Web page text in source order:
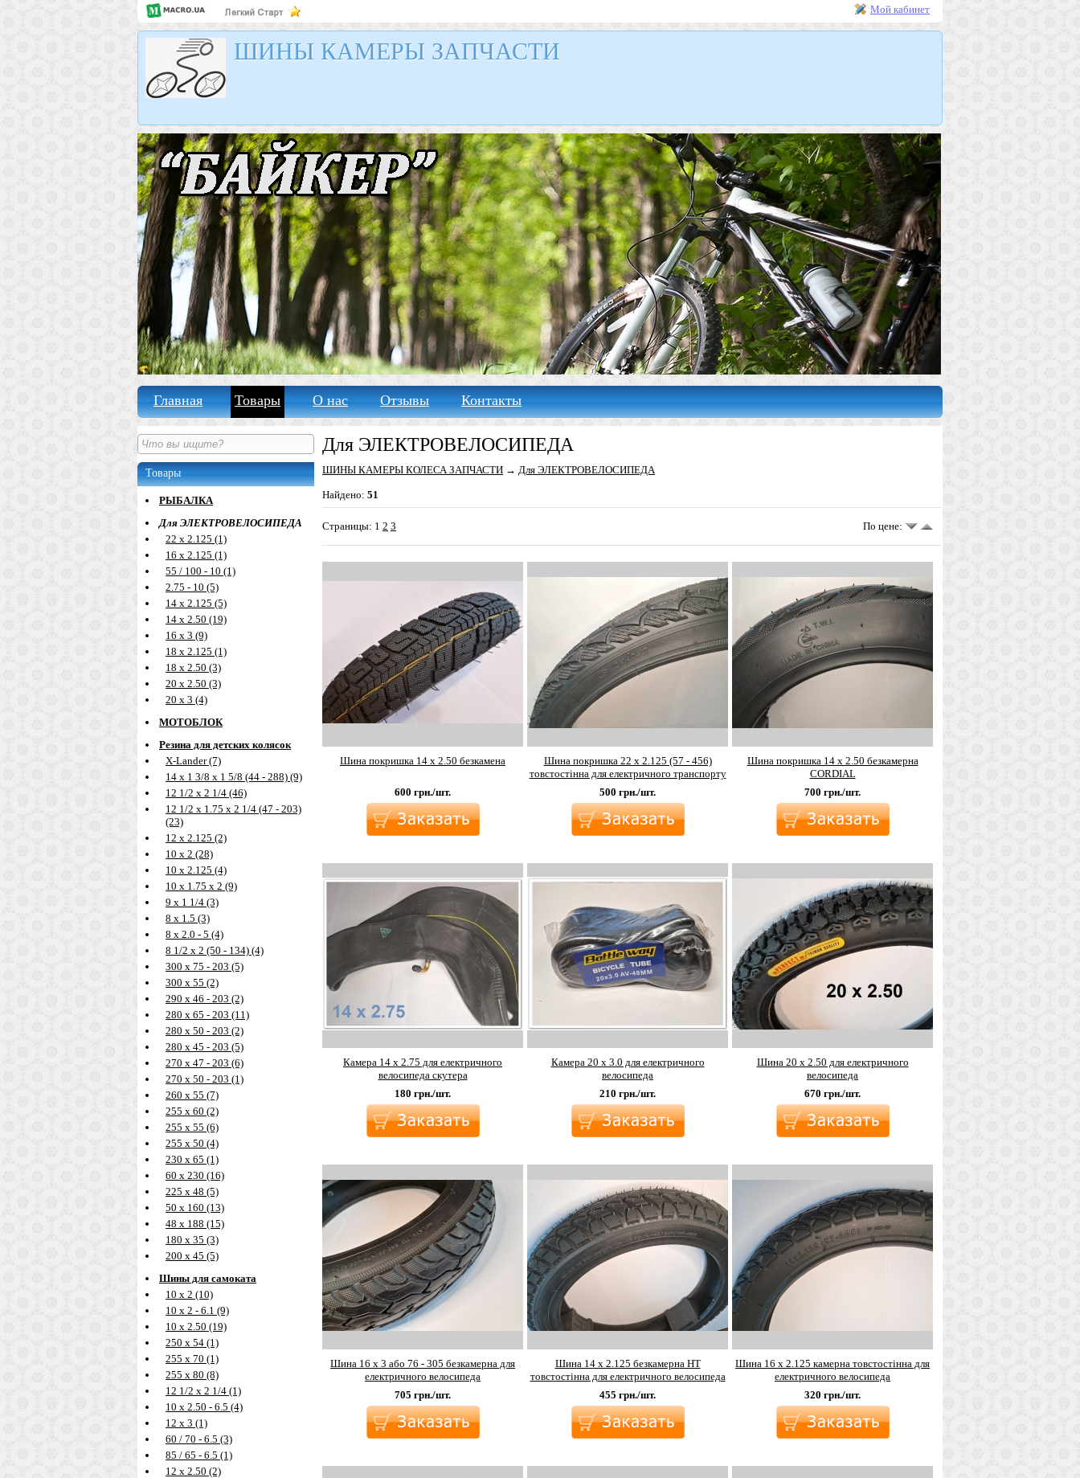
Мой кабинет
ШИНЫ КАМЕРЫ ЗАПЧАСТИ
Главная Товары О нас Отзывы Контакты
Товары
РЫБАЛКА
Для ЭЛЕКТРОВЕЛОСИПЕДА
22 х 2.125 (1)
16 х 2.125 (1)
55 / 100 - 10 (1)
2.75 - 10 (5)
14 х 2.125 (5)
14 х 2.50 (19)
16 х 3 (9)
18 х 2.125 (1)
18 х 2.50 (3)
20 х 2.50 (3)
20 х 3 (4)
МОТОБЛОК
Резина для детских колясок
X-Lander (7)
14 х 1 3/8 х 1 5/8 (44 - 288) (9)
12 1/2 х 2 1/4 (46)
12 1/2 х 1.75 х 2 1/4 (47 - 203)
(23)
12 х 2.125 (2)
10 х 2 (28)
10 х 2.125 (4)
10 х 1.75 х 2 (9)
9 х 1 1/4 (3)
8 х 1.5 (3)
8 х 2.0 - 5 (4)
8 1/2 х 2 (50 - 134) (4)
300 х 75 - 203 (5)
300 х 55 (2)
290 х 46 - 203 (2)
280 х 65 - 203 (11)
280 х 50 - 203 (2)
280 х 45 - 203 (5)
270 х 47 - 203 (6)
270 х 50 - 203 (1)
260 х 55 (7)
255 х 60 (2)
255 х 55 (6)
255 х 50 (4)
230 х 65 (1)
60 х 230 (16)
225 х 48 (5)
50 х 160 (13)
48 х 188 (15)
180 х 35 (3)
200 х 45 (5)
Шины для самоката
10 х 2 (10)
10 х 2 - 6.1 (9)
10 х 2.50 (19)
250 х 54 (1)
255 х 70 (1)
255 х 80 (8)
12 1/2 х 2 1/4 (1)
10 х 2.50 - 6.5 (4)
12 х 3 (1)
60 / 70 - 6.5 (3)
85 / 65 - 6.5 (1)
12 х 2.50 (2)
Для ЭЛЕКТРОВЕЛОСИПЕДА
ШИНЫ КАМЕРЫ КОЛЕСА ЗАПЧАСТИ → Для ЭЛЕКТРОВЕЛОСИПЕДА
Найдено: 51
Страницы: 1 2 3 По цене:
Шина покришка 14 х 2.50 безкамена
600 грн./шт.
Шина покришка 22 х 2.125 (57 - 456)
товстостінна для електричного транспорту
500 грн./шт.
Шина покришка 14 х 2.50 безкамерна
CORDIAL
700 грн./шт.
Камера 14 х 2.75 для електричного
велосипеда скутера
180 грн./шт.
Камера 20 х 3.0 для електричного
велосипеда
210 грн./шт.
Шина 20 х 2.50 для електричного
велосипеда
670 грн./шт.
Шина 16 х 3 або 76 - 305 безкамерна для
електричного велосипеда
705 грн./шт.
Шина 14 х 2.125 безкамерна НТ
товстостінна для електричного велосипеда
455 грн./шт.
Шина 16 х 2.125 камерна товстостінна для
електричного велосипеда
320 грн./шт.